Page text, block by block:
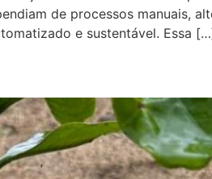
de processos manuais,
e sustentável. Essa